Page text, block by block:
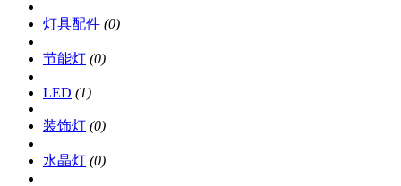
灯具配件 (0)
节能灯 (0)
LED (1)
装饰灯 (0)
水晶灯 (0)